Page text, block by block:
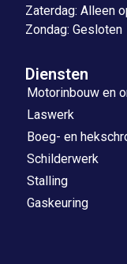
Zaterdag: Alleen
Zondag: Gesloten
Diensten
Motorinbouw en
Laswerk
Boeg- en
Schilderwerk
Stalling
Gaskeuring